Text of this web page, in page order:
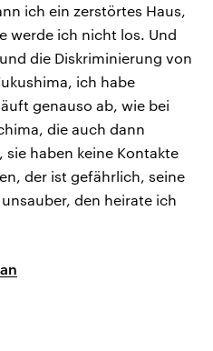
ich ein zerstörtes Haus,
werde ich nicht los. Und
die Diskriminierung von
ich habe
genauso ab, wie bei
die auch dann
haben keine Kontakte
der ist gefährlich, seine
den heirate ich